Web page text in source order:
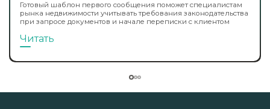
Готовый шаблон первого сообщения поможет специалистам
рынка недвижимости учитывать требования законодательства
при запросе документов и начале переписки с клиентом
Читать